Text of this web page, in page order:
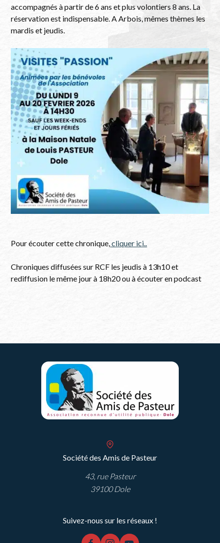
accompagnés à partir de 6 ans et plus volontiers 8 ans. La
réservation est indispensable. A Arbois, mêmes thèmes les
mardis et jeudis.
Pour écouter cette chronique, cliquer ici..
Chroniques diffusées sur RCF les jeudis à 13h10 et
rediffusion le même jour à 18h20 ou à écouter en podcast
Société des Amis de Pasteur
43, rue Pasteur
39100 Dole
Suivez-nous sur les réseaux !